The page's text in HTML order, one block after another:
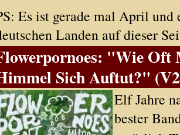
Es ist gerade mal April und
Landen auf dieser
"Wie Oft
Sich Auftut?"
Elf Jahre
bester